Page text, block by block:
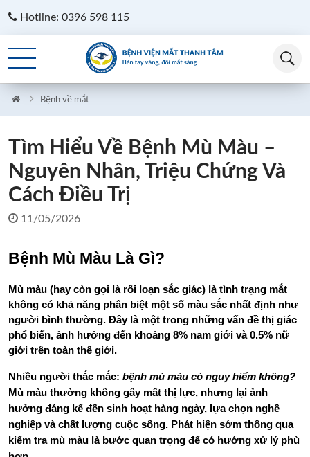
Hotline: 0396 598 115
Bệnh về mắt
Tìm Hiểu Về Bệnh Mù Màu –
Nguyên Nhân, Triệu Chứng Và
Cách Điều Trị
11/05/2026
Bệnh Mù Màu Là Gì?
Mù màu (hay còn gọi là rối loạn sắc giác) là tình trạng mắt
không có khả năng phân biệt một số màu sắc nhất định như
người bình thường. Đây là một trong những vấn đề thị giác
phổ biến, ảnh hưởng đến khoảng 8% nam giới và 0.5% nữ
giới trên toàn thế giới.
Nhiều người thắc mắc: bệnh mù màu có nguy hiểm không?
Mù màu thường không gây mất thị lực, nhưng lại ảnh
hưởng đáng kể đến sinh hoạt hàng ngày, lựa chọn nghề
nghiệp và chất lượng cuộc sống. Phát hiện sớm thông qua
kiểm tra mù màu là bước quan trọng để có hướng xử lý phù